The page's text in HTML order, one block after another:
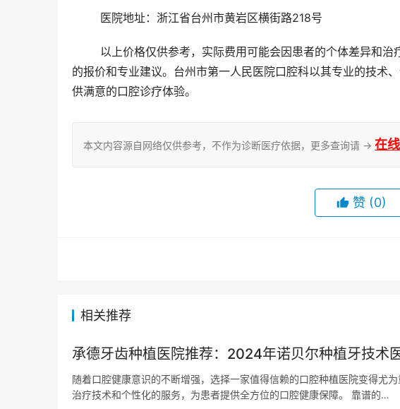
	医院地址：浙江省台州市黄岩区横街路218号
的报价和专业建议。台州市第一人民医院口腔科以其专业的技术
供满意的口腔诊疗体验。
本文内容源自网络仅供参考，不作为诊断医疗依据，更多查询请 → 在
赞 (0)
相关推荐
承德牙齿种植医院推荐：2024年诺贝尔种植牙技术
随着口腔健康意识的不断增强，选择一家值得信赖的口腔种植医院变得尤
治疗技术和个性化的服务，为患者提供全方位的口腔健康保障。 靠谱的…